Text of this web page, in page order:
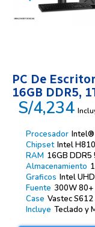
PC De
16GB DDR5,
Procesador Intel®
Chipset Intel H810
RAM 16GB DDR5
Almacenamiento
Graficos Intel
Fuente 300W 80+
Case Vastec S612
Incluye Teclado y
S/4,234